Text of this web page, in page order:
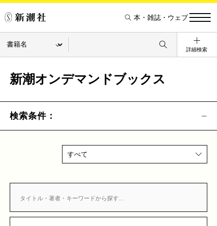
本・雑誌・ウェブ
詳細検索
新潮オンデマンドブックス
検索条件：
すべて